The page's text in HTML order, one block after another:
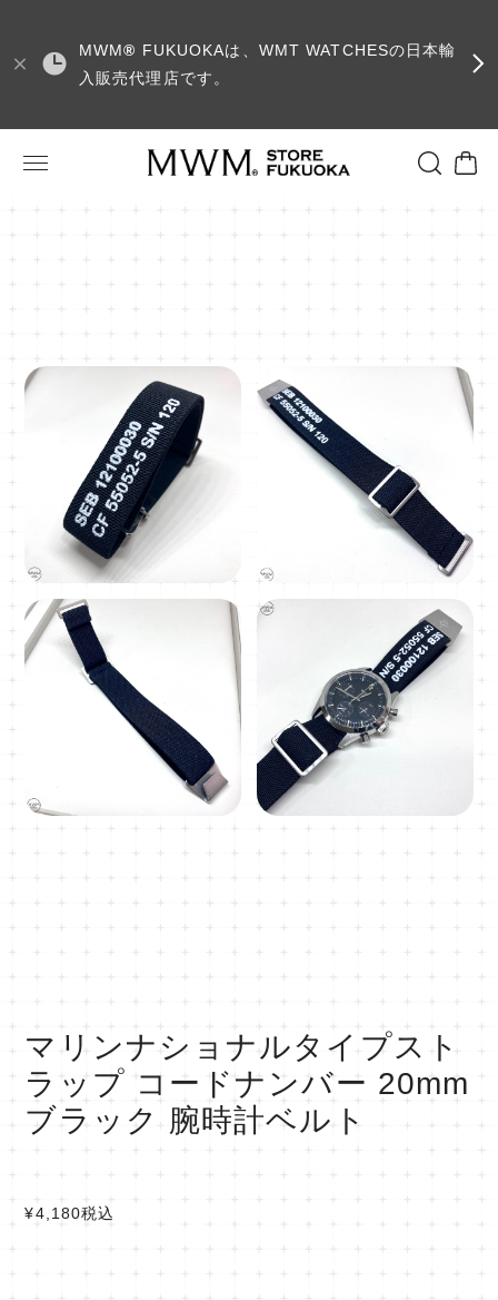
MWM® FUKUOKAは、WMT WATCHESの日本輸
入販売代理店です。
マリンナショナルタイプスト
ラップ コードナンバー 20mm
ブラック 腕時計ベルト
¥4,180税込